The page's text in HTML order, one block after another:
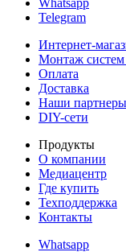
Whatsapp
Telegram
Интернет-
Монтаж систем
Оплата
Доставка
Наши партнеры
DIY-сети
Продукты
О компании
Медиацентр
Где купить
Техподдержка
Контакты
Whatsapp